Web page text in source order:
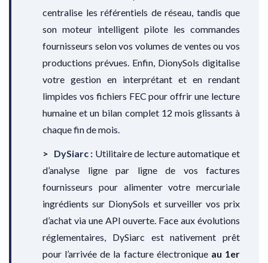
centralise les référentiels de réseau, tandis que
son moteur intelligent pilote les commandes
fournisseurs selon vos volumes de ventes ou vos
productions prévues. Enfin, DionySols digitalise
votre gestion en interprétant et en rendant
limpides vos fichiers FEC pour offrir une lecture
humaine et un bilan complet 12 mois glissants à
chaque fin de mois.
DySiarc : Utilitaire de lecture automatique et
d’analyse ligne par ligne de vos factures
fournisseurs pour alimenter votre mercuriale
ingrédients sur DionySols et surveiller vos prix
d’achat via une API ouverte. Face aux évolutions
réglementaires, DySiarc est nativement prêt
pour l’arrivée de la facture électronique au 1er